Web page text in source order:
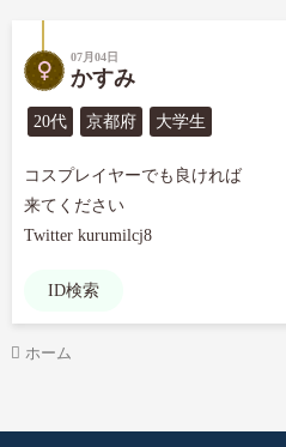
07月04日
かすみ
20代 京都府 大学生
コスプレイヤーでも良ければ
来てください
Twitter kurumilcj8
ID検索
ホーム